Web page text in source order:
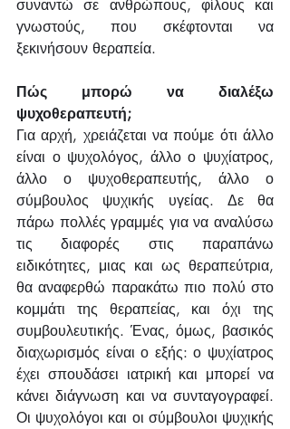
συναντώ σε ανθρώπους, φίλους και
γνωστούς, που σκέφτονται να
ξεκινήσουν θεραπεία.
Πώς μπορώ να διαλέξω
ψυχοθεραπευτή;
Για αρχή, χρειάζεται να πούμε ότι άλλο
είναι ο ψυχολόγος, άλλο ο ψυχίατρος,
άλλο ο ψυχοθεραπευτής, άλλο ο
σύμβουλος ψυχικής υγείας. Δε θα
πάρω πολλές γραμμές για να αναλύσω
τις διαφορές στις παραπάνω
ειδικότητες, μιας και ως θεραπεύτρια,
θα αναφερθώ παρακάτω πιο πολύ στο
κομμάτι της θεραπείας, και όχι της
συμβουλευτικής. Ένας, όμως, βασικός
διαχωρισμός είναι ο εξής: ο ψυχίατρος
έχει σπουδάσει ιατρική και μπορεί να
κάνει διάγνωση και να συνταγογραφεί.
Οι ψυχολόγοι και οι σύμβουλοι ψυχικής